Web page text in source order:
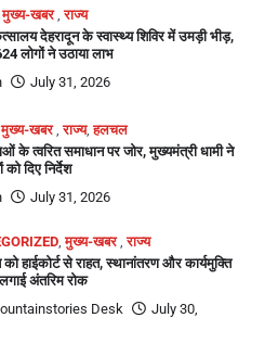
मुख्य-खबर,राज्य
देहरादून के स्वास्थ्य शिविर में उमड़ी भीड़,
लोगों ने उठाया लाभ
July 31, 2026
मुख्य-खबर,राज्य,हलचल
के त्वरित समाधान पर जोर, मुख्यमंत्री धामी ने
को दिए निर्देश
July 31, 2026
,मुख्य-खबर,राज्य
को हाईकोर्ट से राहत, स्थानांतरण और कार्यमुक्ति
अंतरिम रोक
Desk
July 30,